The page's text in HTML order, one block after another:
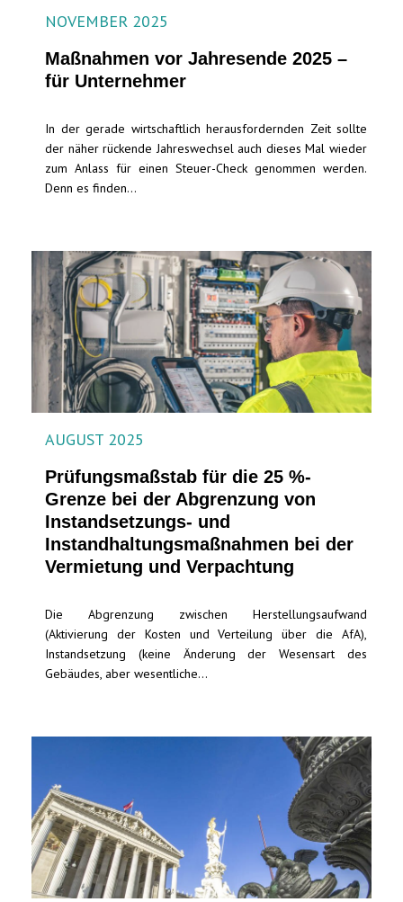
NOVEMBER 2025
Maßnahmen vor Jahresende 2025 –
für Unternehmer
In der gerade wirtschaftlich herausfordernden Zeit sollte
der näher rückende Jahreswechsel auch dieses Mal wieder
zum Anlass für einen Steuer-Check genommen werden.
Denn es finden...
AUGUST 2025
Prüfungsmaßstab für die 25 %-
Grenze bei der Abgrenzung von
Instandsetzungs- und
Instandhaltungs­maßnahmen bei der
Vermietung und Verpachtung
Die Abgrenzung zwischen Herstellungsaufwand
(Aktivierung der Kosten und Verteilung über die AfA),
Instandsetzung (keine Änderung der Wesensart des
Gebäudes, aber wesentliche...